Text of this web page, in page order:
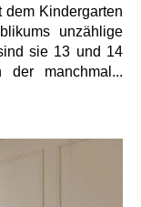
Kindergarten
unzählige
sie 13 und 14
manchmal...